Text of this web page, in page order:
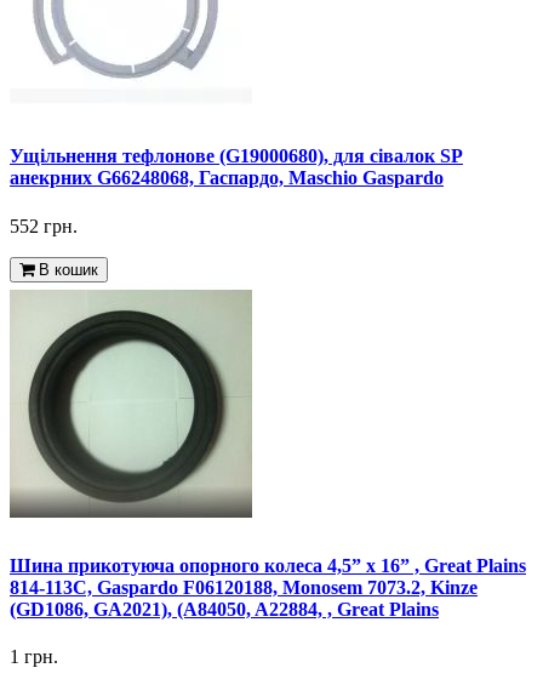
Ущільнення тефлонове (G19000680), для сівалок SP
анекрних G66248068, Гаспардо, Maschio Gaspardo
552 грн.
В кошик
Шина прикотуюча опорного колеса 4,5” x 16” , Great Plains
814-113C, Gaspardo F06120188, Monosem 7073.2, Kinze
(GD1086, GA2021), (A84050, A22884, , Great Plains
1 грн.